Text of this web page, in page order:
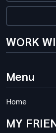
WORK
Menu
Home
MY